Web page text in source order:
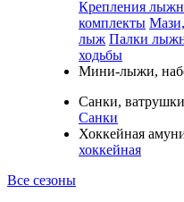
Крепления
комплекты
лыж Палки
ходьбы
Мини-лыжи,
Санки,
Санки
Хоккейная
хоккейная
Все сезоны